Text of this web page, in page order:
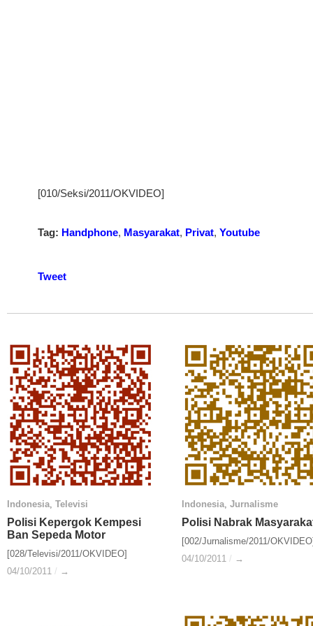
[010/Seksi/2011/OKVIDEO]
Tag: Handphone, Masyarakat, Privat, Youtube
Tweet
Indonesia, Televisi
Polisi Kepergok Kempesi
Ban Sepeda Motor
[028/Televisi/2011/OKVIDEO]
04/10/2011 / →
Indonesia Televisi
Polisi Kepergok Kempesi
Ban Sepeda Motor
04/10/2011 / →
Indonesia, Jurnalisme
Polisi Nabrak
[002/Jurnalisme/2011/
04/10/2011 / →
Indonesia Jurnalisme
Polisi Nabrak
04/10/2011 / →